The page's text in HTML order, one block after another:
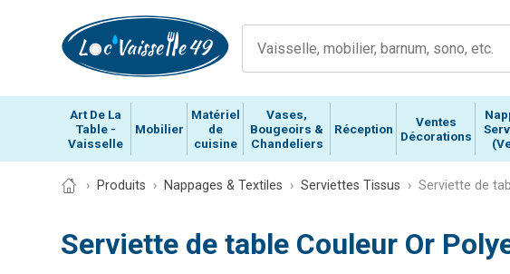
Art De La
Table -
Vaisselle
Mobilier
Matériel
de
cuisine
Vases,
Bougeoirs &
Chandeliers
Réception
Ventes
Décorations
Produits Nappages & Textiles Serviettes Tissus Serviette de
Serviette de table Couleur Or